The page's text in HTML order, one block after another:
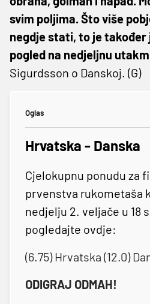
svim poljima. Što više
negdje stati, to je također
pogled na nedjeljnu
Sigurdsson o Danskoj. (G)
Oglas
Hrvatska - Danska
Cjelokupnu ponudu za
prvenstva rukometaša
nedjelju 2. veljače u 18
pogledajte ovdje:
(6.75) Hrvatska (12.0)
ODIGRAJ ODMAH!